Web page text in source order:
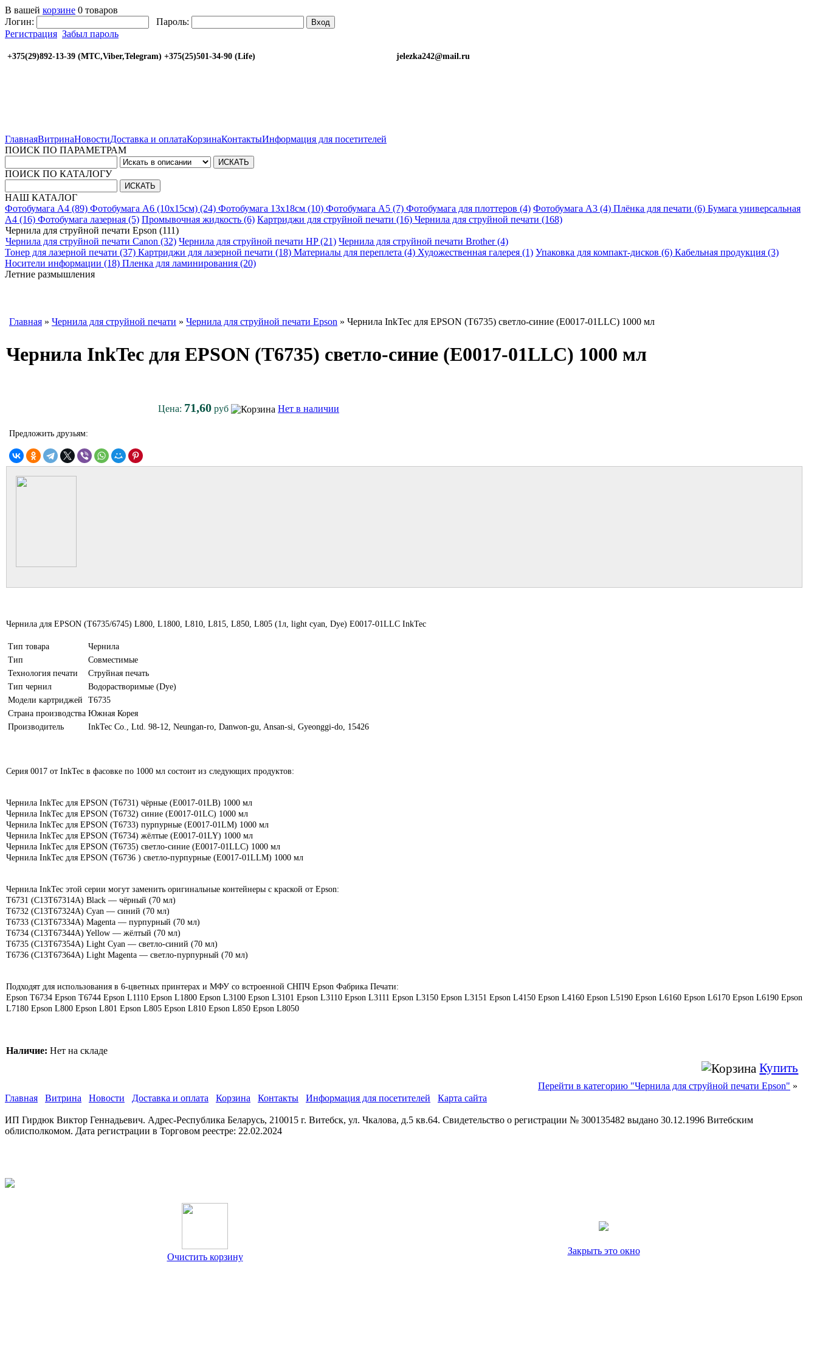
В вашей корзине 0 товаров
Логин:
Пароль: Вход
Регистрация Забыл пароль
+375(29)892-13-39 (МТС,Viber,Telegram) +375(25)501-34-90 (Life) jelezka242@mail.ru
ГлавнаяВитринаНовостиДоставка и оплатаКорзинаКонтактыИнформация для посетителей
ПОИСК ПО ПАРАМЕТРАМ
ПОИСК ПО КАТАЛОГУ
НАШ КАТАЛОГ
Фотобумага A4 (89) Фотобумага A6 (10х15см) (24) Фотобумага 13х18см (10) Фотобумага A5 (7) Фотобумага для плоттеров (4) Фотобумага A3 (4) Плёнка для печати (6) Бумага универсальная
A4 (16) Фотобумага лазерная (5) Промывочная жидкость (6) Картриджи для струйной печати (16) Чернила для струйной печати (168)
Чернила для струйной печати Epson (111)
Чернила для струйной печати Canon (32) Чернила для струйной печати HP (21) Чернила для струйной печати Brother (4)
Тонер для лазерной печати (37) Картриджи для лазерной печати (18) Материалы для переплета (4) Художественная галерея (1) Упаковка для компакт-дисков (6) Кабельная продукция (3)
Носители информации (18) Пленка для ламинирования (20)
Летние размышления
Главная » Чернила для струйной печати » Чернила для струйной печати Epson » Чернила InkTec для EPSON (T6735) светло-синие (E0017-01LLC) 1000 мл
Чернила InkTec для EPSON (T6735) светло-синие (E0017-01LLC) 1000 мл
Цена: 71,60 руб Нет в наличии
Предложить друзьям:
Чернила для EPSON (T6735/6745) L800, L1800, L810, L815, L850, L805 (1л, light cyan, Dye) E0017-01LLC InkTec
Тип товара
Чернила
Тип
Совместимые
Технология печати
Струйная печать
Тип чернил
Водорастворимые (Dye)
Модели картриджей
T6735
Страна производства Южная Корея
Производитель
InkTec Co., Ltd. 98-12, Neungan-ro, Danwon-gu, Ansan-si, Gyeonggi-do, 15426
Серия 0017 от InkTec в фасовке по 1000 мл состоит из следующих продуктов:
Чернила InkTec для EPSON (T6731) чёрные (E0017-01LB) 1000 мл
Чернила InkTec для EPSON (T6732) синие (E0017-01LC) 1000 мл
Чернила InkTec для EPSON (T6733) пурпурные (E0017-01LM) 1000 мл
Чернила InkTec для EPSON (T6734) жёлтые (E0017-01LY) 1000 мл
Чернила InkTec для EPSON (T6735) светло-синие (E0017-01LLC) 1000 мл
Чернила InkTec для EPSON (T6736 ) светло-пурпурные (E0017-01LLM) 1000 мл
Чернила InkTec этой серии могут заменить оригинальные контейнеры с краской от Epson:
T6731 (C13T67314A) Black — чёрный (70 мл)
T6732 (C13T67324A) Cyan — синий (70 мл)
T6733 (C13T67334A) Magenta — пурпурный (70 мл)
T6734 (C13T67344A) Yellow — жёлтый (70 мл)
T6735 (C13T67354A) Light Cyan — светло-синий (70 мл)
T6736 (C13T67364A) Light Magenta — светло-пурпурный (70 мл)
Подходят для использования в 6-цветных принтерах и МФУ со встроенной СНПЧ Epson Фабрика Печати:
Epson T6734 Epson T6744 Epson L1110 Epson L1800 Epson L3100 Epson L3101 Epson L3110 Epson L3111 Epson L3150 Epson L3151 Epson L4150 Epson L4160 Epson L5190 Epson L6160 Epson L6170 Epson L6190 Epson
L7180 Epson L800 Epson L801 Epson L805 Epson L810 Epson L850 Epson L8050
Наличие: Нет на складе
Купить
Перейти в категорию "Чернила для струйной печати Epson" »
Главная
Витрина Новости Доставка и оплата Корзина Контакты Информация для посетителей Карта сайта
ИП Гирдюк Виктор Геннадьевич. Адрес-Республика Беларусь, 210015 г. Витебск, ул. Чкалова, д.5 кв.64. Свидетельство о регистрации № 300135482 выдано 30.12.1996 Витебским
облисполкомом. Дата регистрации в Торговом реестре: 22.02.2024
Очистить корзину
Закрыть это окно